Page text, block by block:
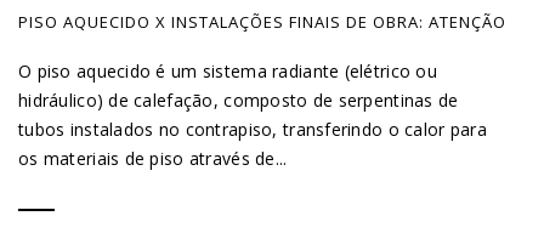
PISO AQUECIDO X INSTALAÇÕES FINAIS DE OBRA: ATENÇÃO
O piso aquecido é um sistema radiante (elétrico ou
hidráulico) de calefação, composto de serpentinas de
tubos instalados no contrapiso, transferindo o calor para
os materiais de piso através de...